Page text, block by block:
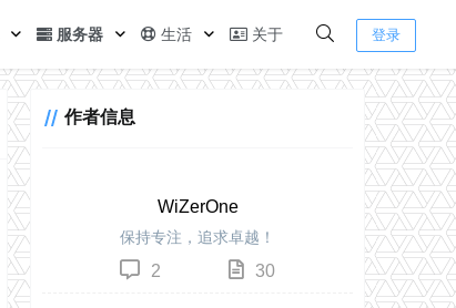
服务器 生活 关于 登录
作者信息
WiZerOne
保持专注，追求卓越！
2 30